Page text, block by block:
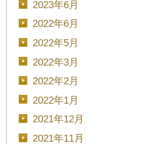
2023年6月
2022年6月
2022年5月
2022年3月
2022年2月
2022年1月
2021年12月
2021年11月